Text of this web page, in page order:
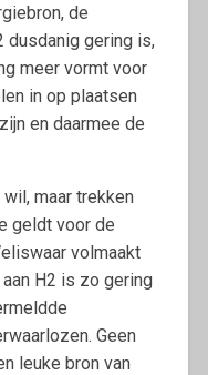
de
dusdanig gering is,
meer vormt voor
in op plaatsen
en daarmee de
maar trekken
geldt voor de
volmaakt
H2 is zo gering
Geen
leuke bron van